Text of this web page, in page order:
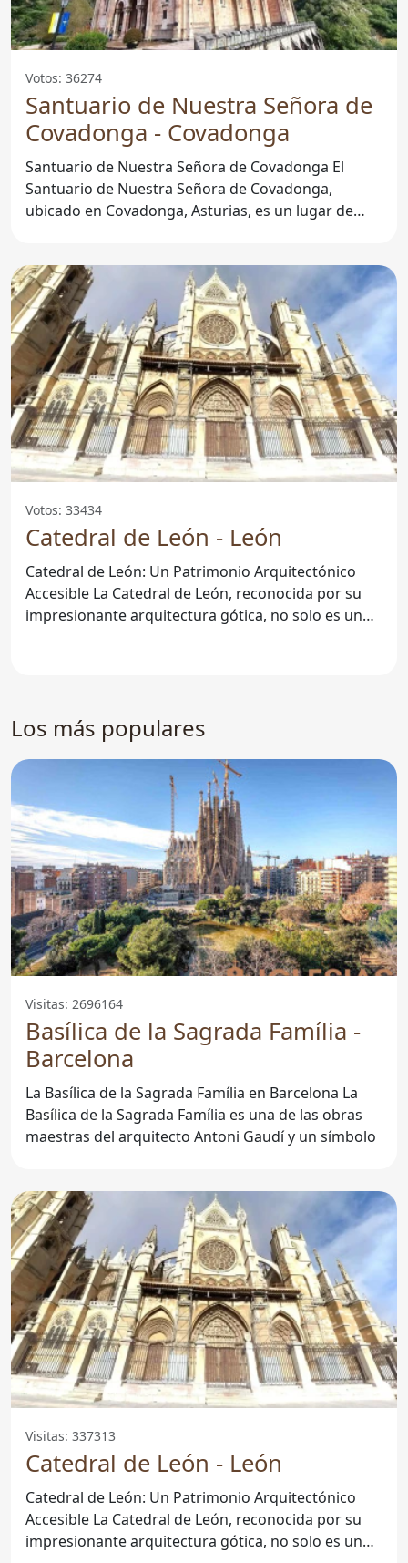
Votos: 36274
Santuario de Nuestra Señora de
Covadonga - Covadonga
Santuario de Nuestra Señora de Covadonga El
Santuario de Nuestra Señora de Covadonga,
ubicado en Covadonga, Asturias, es un lugar de
Votos: 33434
Catedral de León - León
Catedral de León: Un Patrimonio Arquitectónico
Accesible La Catedral de León, reconocida por su
impresionante arquitectura gótica, no solo es un
Los más populares
Visitas: 2696164
Basílica de la Sagrada Família -
Barcelona
La Basílica de la Sagrada Família en Barcelona La
Basílica de la Sagrada Família es una de las obras
maestras del arquitecto Antoni Gaudí y un símbolo
Visitas: 337313
Catedral de León - León
Catedral de León: Un Patrimonio Arquitectónico
Accesible La Catedral de León, reconocida por su
impresionante arquitectura gótica, no solo es un